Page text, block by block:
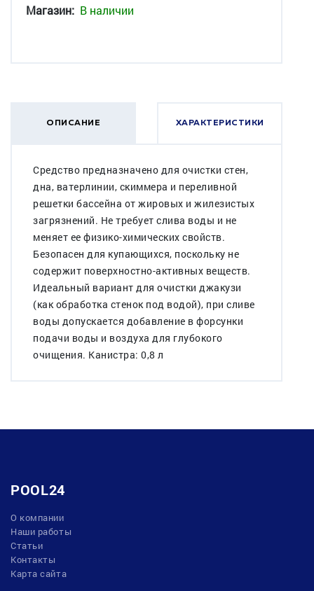
Магазин: В наличии
ОПИСАНИЕ ХАРАКТЕРИСТИКИ
Средство предназначено для очистки стен,
дна, ватерлинии, скиммера и переливной
решетки бассейна от жировых и жилезистых
загрязнений. Не требует слива воды и не
меняет ее физико-химических свойств.
Безопасен для купающихся, поскольку не
содержит поверхностно-активных веществ.
Идеальный вариант для очистки джакузи
(как обработка стенок под водой), при сливе
воды допускается добавление в форсунки
подачи воды и воздуха для глубокого
очищения. Канистра: 0,8 л
POOL24
О компании
Наши работы
Статьи
Контакты
Карта сайта